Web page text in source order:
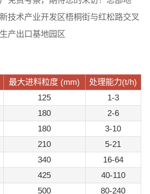
技术产业开发区梧桐街与红松路交叉
产出口基地园区
最大进料粒度 (mm)
处理能力(t/h)
125
1-3
180
2-6
180
3-10
210
5-21
340
16-64
425
40-110
500
80-240